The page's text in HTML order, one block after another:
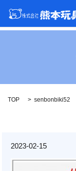
TOP senbonbiki52
2023-02-15